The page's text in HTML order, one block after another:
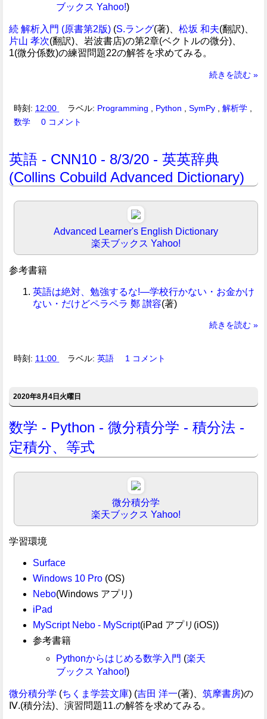
ブックス Yahoo!)
続 解析入門 (原書第2版) (S.ラング(著)、 松坂 和夫(翻訳)、
片山 孝次(翻訳)、岩波書店)の第2章(ベクトルの微分)、
1(微分係数)の練習問題22の解答を求めてみる。
続きを読む »
時刻: 12:00 ラベル: Programming Python ,SymPy ,解析学
数学
0 コメント
英語 - CNN10 - 8/3/20 - 英英辞典
(Collins Cobuild Advanced Dictionary)
Advanced Learner's English Dictionary
楽天ブックス Yahoo!
参考書籍
英語は絶対、勉強するな!―学校行かない・お金かけ
ない・だけどペラペラ 鄭 讃容(著)
続きを読む »
時刻: 11:00 ラベル:英語 1 コメント
2020年8月4日火曜日
数学 - Python - 微分積分学 - 積分法 -
定積分、等式
微分積分学
楽天ブックス Yahoo!
学習環境
Surface
Windows 10 Pro(OS)
Nebo(Windows アプリ)
iPad
MyScript Nebo - MyScript(iPad アプリ(iOS))
参考書籍
Pythonからはじめる数学入門 (楽天
ブックス Yahoo!)
微分積分学 (ちくま学芸文庫) (吉田 洋一(著)、 筑摩書房)の
Ⅳ.(積分法)、演習問題11.の解答を求めてみる。